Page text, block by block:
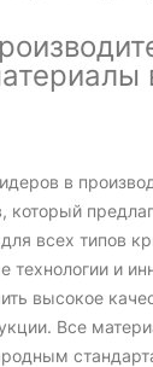
в
который
всех типов
технологии и
высокое
Все